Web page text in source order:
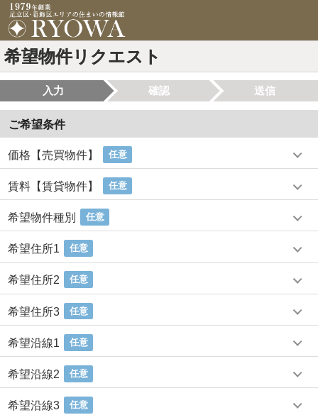
希望物件リクエスト
入力 確認 送信
ご希望条件
価格【売買物件】 任意
賃料【賃貸物件】 任意
希望物件種別 任意
希望住所1 任意
希望住所2 任意
希望住所3 任意
希望沿線1 任意
希望沿線2 任意
希望沿線3 任意